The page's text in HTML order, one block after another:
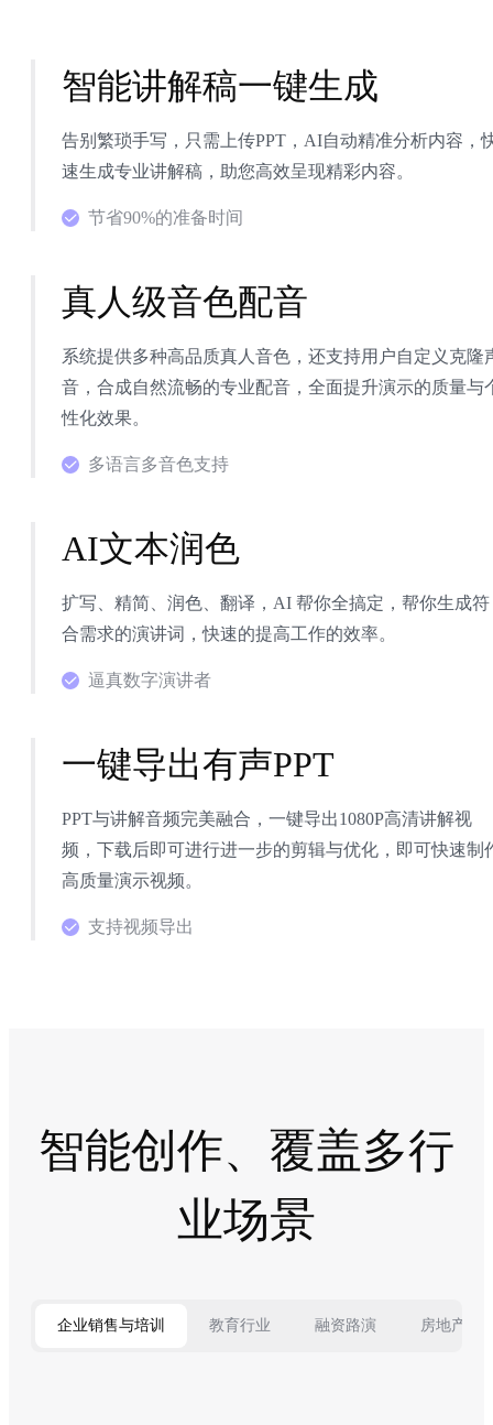
智能讲解稿一键生成
告别繁琐手写，只需上传PPT，AI自动精准分析内容，
速生成专业讲解稿，助您高效呈现精彩内容。
节省90%的准备时间
真人级音色配音
系统提供多种高品质真人音色，还支持用户自定义克隆
音，合成自然流畅的专业配音，全面提升演示的质量与
性化效果。
多语言多音色支持
AI文本润色
扩写、精简、润色、翻译，AI 帮你全搞定，帮你生成符
合需求的演讲词，快速的提高工作的效率。
逼真数字演讲者
一键导出有声PPT
PPT与讲解音频完美融合，一键导出1080P高清讲解视
频，下载后即可进行进一步的剪辑与优化，即可快速制
高质量演示视频。
支持视频导出
智能创作、覆盖多行
业场景
企业销售与培训 教育行业 融资路演 房地产与